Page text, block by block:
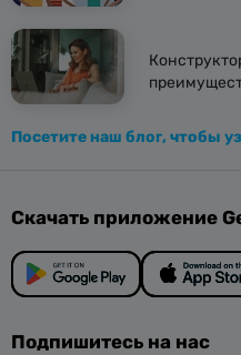
Посетите наш блог, чтобы
Скачать приложение
Подпишитесь на нас